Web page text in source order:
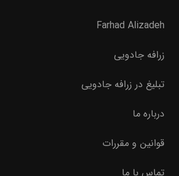
Farhad Alizadeh
زرافه جادویی
تبلیغ در زرافه جادویی
درباره ما
قوانین و مقررات
تماس با ما